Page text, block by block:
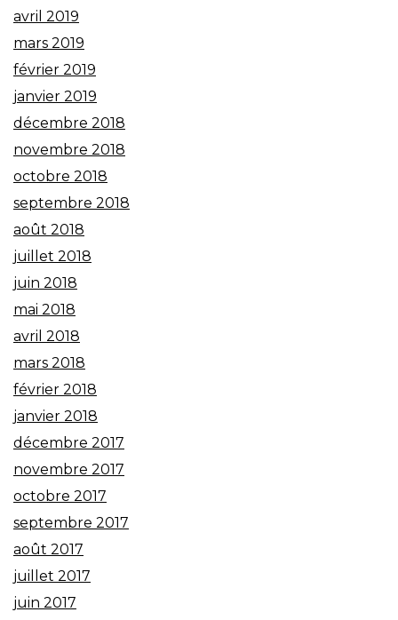
avril 2019
mars 2019
février 2019
janvier 2019
décembre 2018
novembre 2018
octobre 2018
septembre 2018
août 2018
juillet 2018
juin 2018
mai 2018
avril 2018
mars 2018
février 2018
janvier 2018
décembre 2017
novembre 2017
octobre 2017
septembre 2017
août 2017
juillet 2017
juin 2017